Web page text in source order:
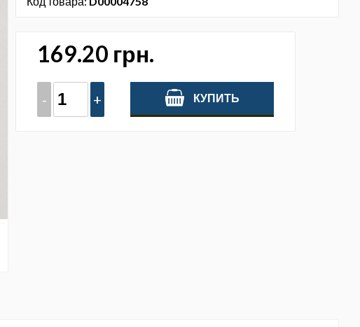
169.20 грн.
- + КУПИТЬ